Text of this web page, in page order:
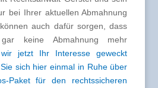
bei Ihrer aktuellen Abmahnung
auch dafür sorgen, dass
keine Abmahnung mehr
jetzt Ihr Interesse geweckt
sich hier einmal in Ruhe über
Paket für den rechtssicheren